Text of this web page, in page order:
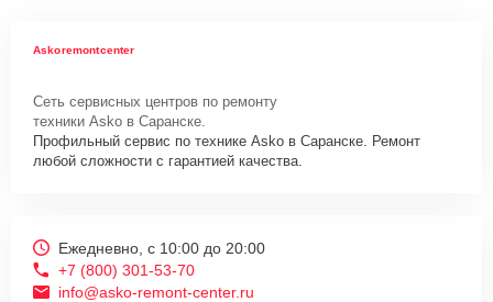
Askoremontcenter
Сеть сервисных центров по ремонту
техники Asko в Саранске.
Профильный сервис по технике Asko в Саранске. Ремонт
любой сложности с гарантией качества.
Ежедневно, с 10:00 до 20:00
+7 (800) 301-53-70
info@asko-remont-center.ru